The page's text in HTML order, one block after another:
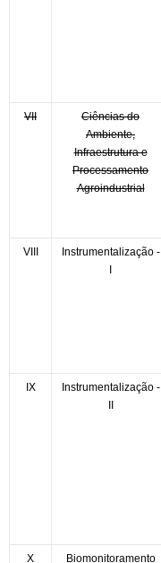
VII
Ciências do
Ambiente,
Infraestrutura e
Processamento
Agroindustrial
VIII
Instrumentalização -
IX
Instrumentalização -
X
Biomonitoramento